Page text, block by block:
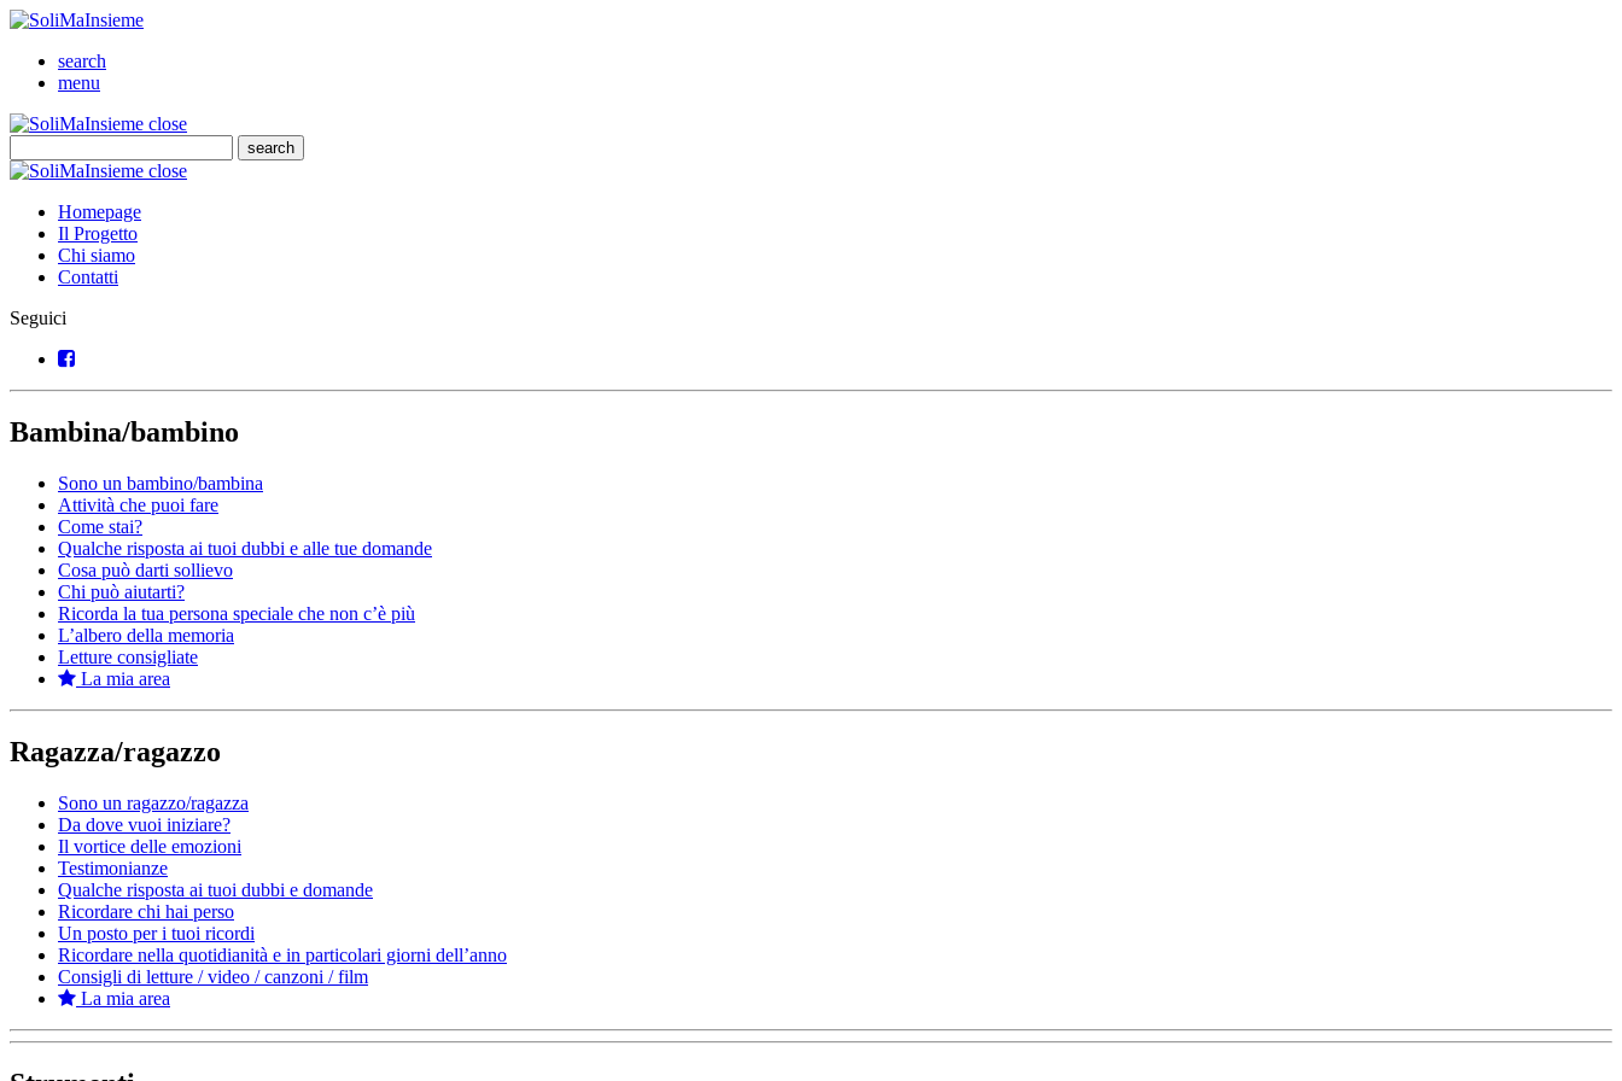
SoliMaInsieme
search
menu
SoliMaInsieme
closeClose
search
Cerca
SoliMaInsieme
closeClose
Homepage
Il Progetto
Chi siamo
Contatti
Seguici
Facebook
Bambina/bambino
Sono un bambino/bambina
Attività che puoi fare
Come stai?
Qualche risposta ai tuoi dubbi e alle tue domande
Cosa può darti sollievo
Chi può aiutarti?
Ricorda la tua persona speciale che non c’è più
L’albero della memoria
Letture consigliate
La mia area
Ragazza/ragazzo
Sono un ragazzo/ragazza
Da dove vuoi iniziare?
Il vortice delle emozioni
Testimonianze
Qualche risposta ai tuoi dubbi e domande
Ricordare chi hai perso
Un posto per i tuoi ricordi
Ricordare nella quotidianità e in particolari giorni dell’anno
Consigli di letture / video / canzoni / film
La mia area